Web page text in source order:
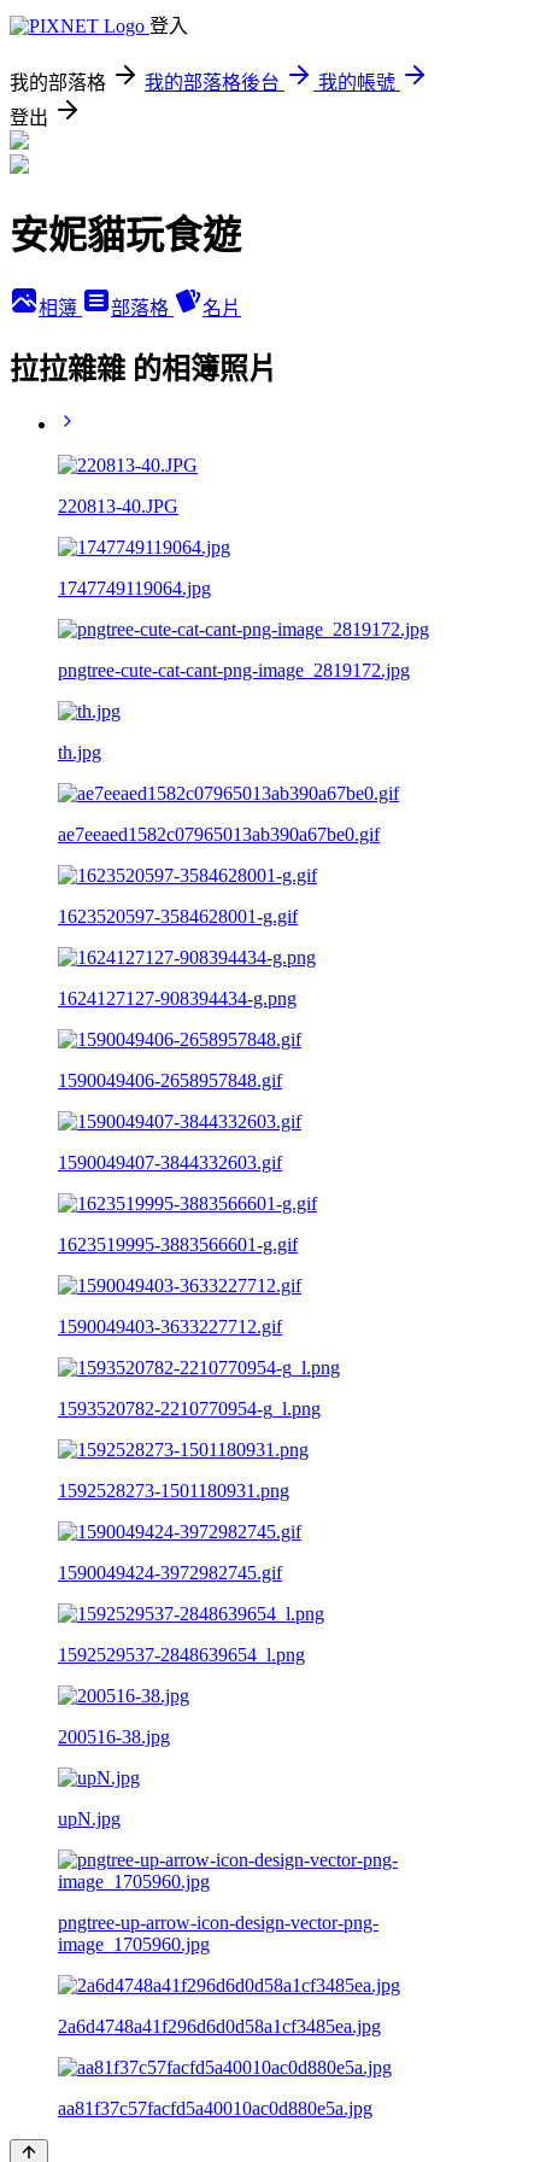
登入
我的部落格 我的部落格後台
我的帳號
登出
安妮貓玩食遊
相簿 部落格 名片
拉拉雜雜 的相簿照片
220813-40.JPG
1747749119064.jpg
pngtree-cute-cat-cant-png-image_2819172.jpg
th.jpg
ae7eeaed1582c07965013ab390a67be0.gif
1623520597-3584628001-g.gif
1624127127-908394434-g.png
1590049406-2658957848.gif
1590049407-3844332603.gif
1623519995-3883566601-g.gif
1590049403-3633227712.gif
1593520782-2210770954-g_l.png
1592528273-1501180931.png
1590049424-3972982745.gif
1592529537-2848639654_l.png
200516-38.jpg
upN.jpg
pngtree-up-arrow-icon-design-vector-png-
image_1705960.jpg
2a6d4748a41f296d6d0d58a1cf3485ea.jpg
aa81f37c57facfd5a40010ac0d880e5a.jpg